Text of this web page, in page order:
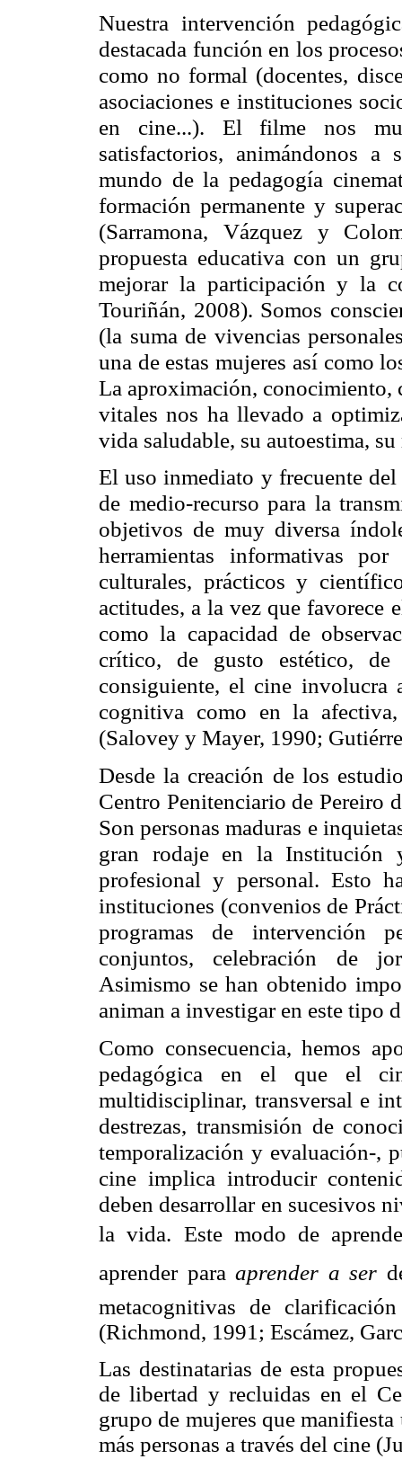
Nuestra intervención
destacada función en los
como no formal (docentes,
asociaciones e instituciones
en cine...). El filme nos
satisfactorios, animándonos a
mundo de la pedagogía
formación permanente y
(Sarramona, Vázquez y
propuesta educativa con un
mejorar la participación y la
Touriñán, 2008). Somos
(la suma de vivencias
una de estas mujeres así como
La aproximación, conocimiento,
vitales nos ha llevado a
vida saludable, su autoestima,
El uso inmediato y frecuente
de medio-recurso para la
objetivos de muy diversa
herramientas informativas
culturales, prácticos y
actitudes, a la vez que favorece
como la capacidad de
crítico, de gusto estético, de
consiguiente, el cine involucra
cognitiva como en la
(Salovey y Mayer, 1990;
Desde la creación de los
Centro Penitenciario de Pereiro
Son personas maduras e
gran rodaje en la Institución
profesional y personal. Esto
instituciones (convenios de
programas de intervención
conjuntos, celebración de
Asimismo se han obtenido
animan a investigar en este tipo
Como consecuencia, hemos
pedagógica en el que el
multidisciplinar, transversal e
destrezas, transmisión de
temporalización y evaluación-,
cine implica introducir
deben desarrollar en sucesivos
la vida. Este modo de
aprender paraaprender a ser
metacognitivas de
(Richmond, 1991; Escámez,
Las destinatarias de esta
de libertad y recluidas en el
grupo de mujeres que
más personas a través del cine